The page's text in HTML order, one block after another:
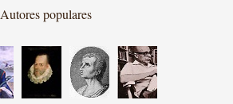
Autores populares